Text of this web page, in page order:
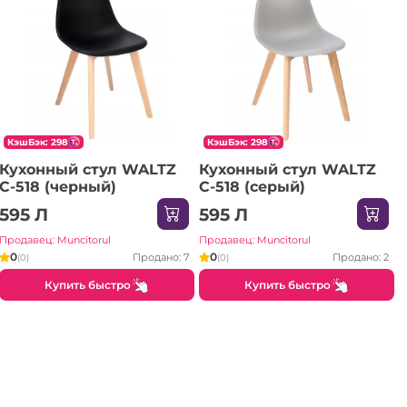
КэшБэк: 298
Кухонный стул WALTZ
C-518 (черный)
595 Л
Продавец: Muncitorul
0(0) Продано: 7
Купить быстро
КэшБэк: 298
Кухонный стул WALTZ
C-518 (серый)
595 Л
Продавец: Muncitorul
0(0) Продано: 2
Купить быстро